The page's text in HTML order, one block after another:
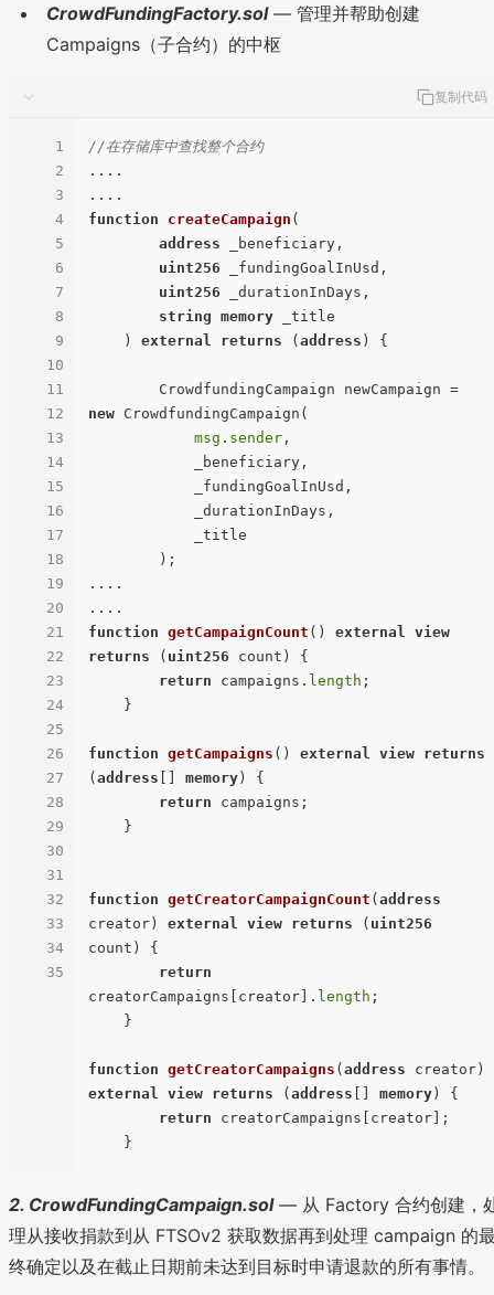
CrowdFundingFactory.sol — 管理并帮助创建
Campaigns（子合约）的中枢
复制代码
1
2
3
4
5
6
7
8
9
10
11
12
13
14
15
16
17
18
19
20
21
22
23
24
25
26
27
28
29
30
31
32
33
34
35
//在存储库中查找整个合约
....
function
createCampaign (
address _beneficiary,
uint256 _fundingGoalInUsd,
uint256 _durationInDays,
string memory _title
) external returns ( address ) {
new CrowdfundingCampaign(
msg . sender ,
....
function getCampaignCount ( ) external
view
returns ( uint256 count ) {
return campaigns. length ;
function getCampaigns ( ) external view returns
( address memory ) {
return campaigns;
function getCreatorCampaignCount ( address
creator ) external view returns ( uint256
count ) {
return
creatorCampaigns[creator]. length ;
function getCreatorCampaigns ( address creator
external
view returns ( address memory ) {
return creatorCampaigns[creator];
2. CrowdFundingCampaign.sol — 从 Factory 合约创建，
理从接收捐款到从 FTSOv2 获取数据再到处理 campaign 的
终确定以及在截止日期前未达到目标时申请退款的所有事情。